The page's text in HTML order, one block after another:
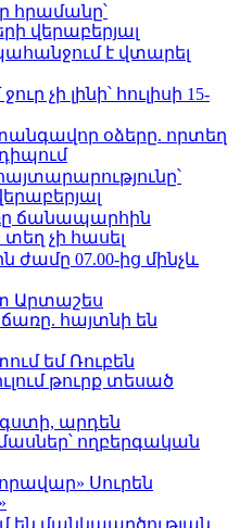
հրամանը՝
վերաբերյալ
է վտարել
չի լինի՝ հուլիսի 15-
օձերը. որտեղ
ճանապարհին
չի հասել
ժամը 07.00-ից մինչև
Արտաշես
հայտնի են
եմ Ռուբեն
թուրք տեսած
արդեն
ողբերգական
Սուրեն
են մանկապղծության